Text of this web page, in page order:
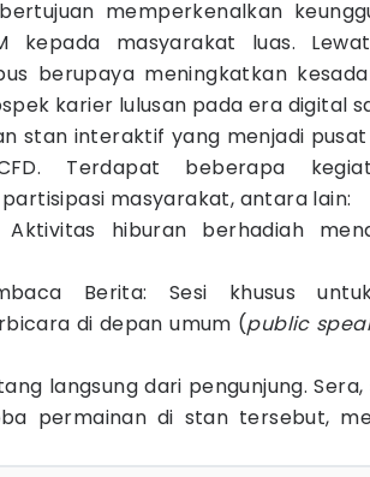
memperkenalkan
kepada masyarakat luas.
berupaya meningkatkan
karier lulusan pada era digital
stan interaktif yang menjadi
Terdapat beberapa
masyarakat, antara lain:
Aktivitas hiburan berhadiah
Berita: Sesi khusus
di depan umum (public
langsung dari pengunjung.
permainan di stan tersebut,